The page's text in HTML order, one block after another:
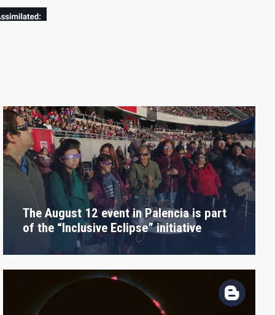
The August 12 event in Palencia is part
of the “Inclusive Eclipse” initiative